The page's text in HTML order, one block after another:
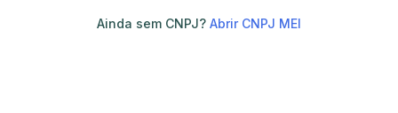
Ainda sem CNPJ? Abrir CNPJ MEI